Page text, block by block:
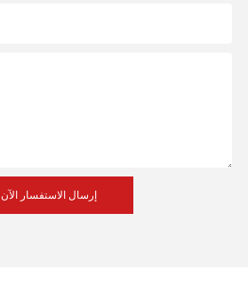
إرسال الاستفسار الآن